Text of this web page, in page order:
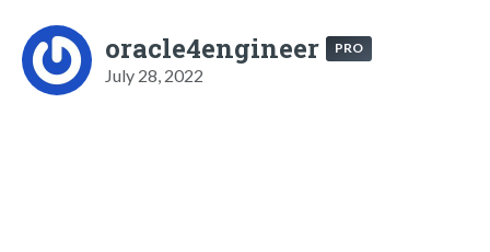
oracle4engineer PRO
July 28, 2022